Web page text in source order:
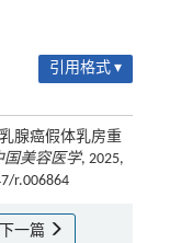
引用格式 ▾
腺癌假体乳房重
国美容医学, 2025,
r.006864
下一篇